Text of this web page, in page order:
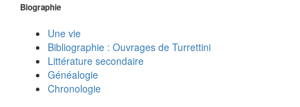
Biographie
Une vie
Bibliographie : Ouvrages de Turrettini
Littérature secondaire
Généalogie
Chronologie